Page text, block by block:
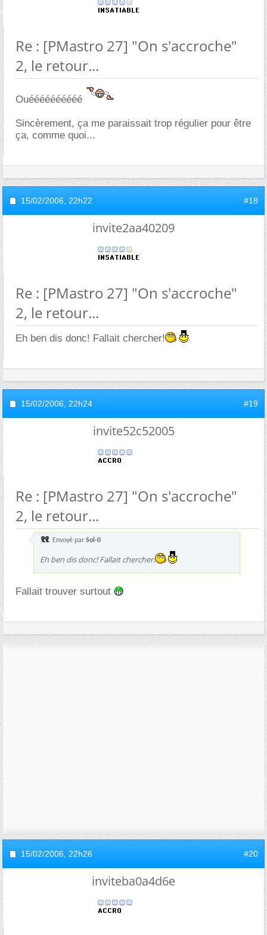
Re : [PMastro 27] "On s'accroche"
2, le retour...
Ouéééééééééé
Sincèrement, ça me paraissait trop régulier pour être
ça, comme quoi...
15/02/2006, 22h22 #18
invite2aa40209
Re : [PMastro 27] "On s'accroche"
2, le retour...
Eh ben dis donc! Fallait chercher!
15/02/2006, 22h24 #19
invite52c52005
Re : [PMastro 27] "On s'accroche"
2, le retour...
Envoyé par Sol-0
Eh ben dis donc! Fallait chercher!
Fallait trouver surtout
15/02/2006, 22h26 #20
inviteba0a4d6e